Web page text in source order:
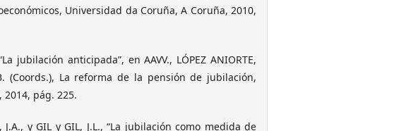
Universidad da Coruña, A Coruña, 2010,
jubilación anticipada”, en AAVV., LÓPEZ ANIORTE,
B. (Coords.), La reforma de la pensión de jubilación,
2014, pág. 225.
J.A., y GIL y GIL, J.L., “La jubilación como medida de